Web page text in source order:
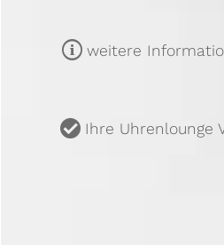
m weitere
u Ihre Uhrenlounge